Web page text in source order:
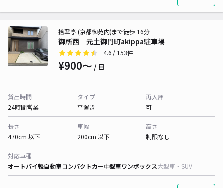
御所西 元土御門町akippa駐車場
拾翠亭 (京都御苑内)まで徒歩 16分
4.6 / 153件
¥900〜 / 日
貸出時間
24時間営業
タイプ
平置き
再入庫
可
長さ
470cm 以下
車幅
200cm 以下
高さ
制限なし
対応車種
オートバイ軽自動車コンパクトカー中型車ワンボックス大型車・SUV